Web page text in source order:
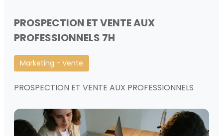
PROSPECTION ET VENTE AUX
PROFESSIONNELS 7H
Marketing - Vente
PROSPECTION ET VENTE AUX PROFESSIONNELS